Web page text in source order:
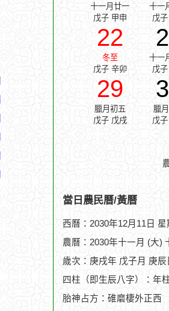
十一月廿一
戊子 甲申
十一
戊
22
冬至
戊子 辛卯
十一
戊
29
臘月初五
戊子 戊戌
臘
戊
當日農民曆/黃曆
西曆：2030年12月11日
農曆：2030年十一月 (大)
歲次：庚戌年 戊子月 庚辰
四柱（即生辰八字）：年
胎神占方：碓磨棲外正西